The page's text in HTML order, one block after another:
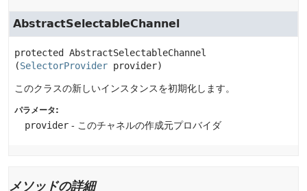
AbstractSelectableChannel
protected
AbstractSelectableChannel
(SelectorProvider provider)
このクラスの新しいインスタンスを初期化します。
パラメータ:
provider - このチャネルの作成元プロバイダ
メソッドの詳細